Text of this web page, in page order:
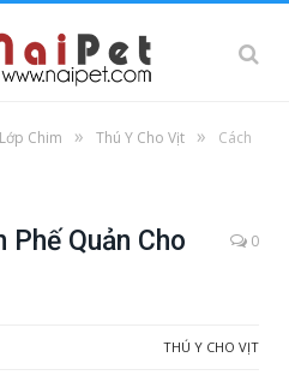
Chim » Thú Y Cho Vịt »
Cách
Phế Quản Cho
0
THÚ Y CHO VỊT